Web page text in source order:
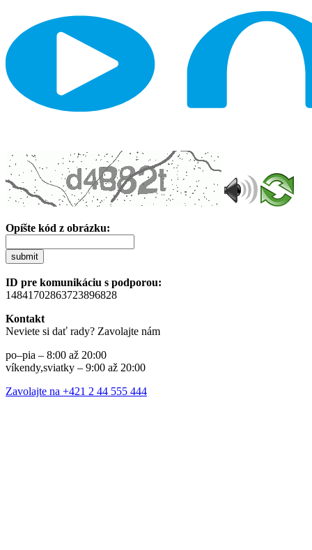
Opíšte kód z obrázku:
submit
ID pre komunikáciu s podporou:
14841702863723896828
Kontakt
Neviete si dať rady? Zavolajte nám
po–pia – 8:00 až 20:00
víkendy,sviatky – 9:00 až 20:00
Zavolajte na +421 2 44 555 444